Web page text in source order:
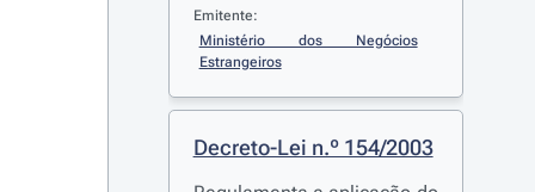
Suíça notificado ter a
Polónia depositado, no dia
instrumento de adesão à
Convenção Relativa à
Dispensa de Legalização
Emitente:
Ministério dos Negócios
Estrangeiros
Decreto-Lei n.º 154/2003